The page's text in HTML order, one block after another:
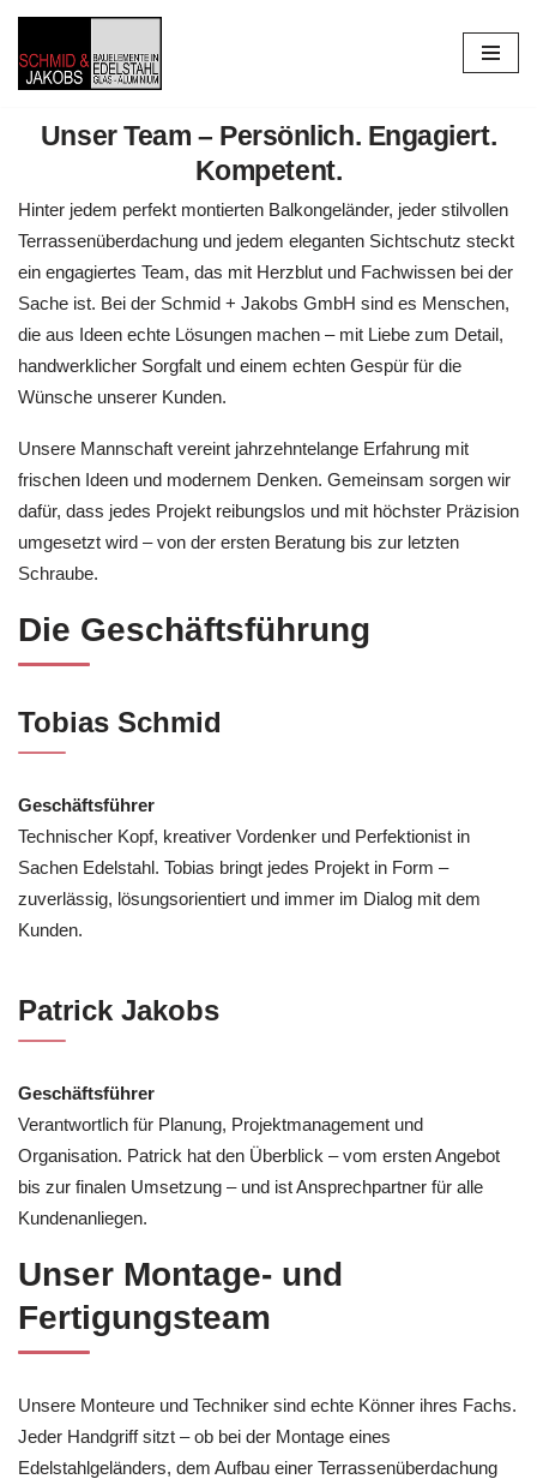
Zum
Inhalt
springen
Unser Team – Persönlich. Engagiert.
Kompetent.
Hinter jedem perfekt montierten Balkongeländer, jeder stilvollen
Terrassenüberdachung und jedem eleganten Sichtschutz steckt
ein engagiertes Team, das mit Herzblut und Fachwissen bei der
Sache ist. Bei der Schmid + Jakobs GmbH sind es Menschen,
die aus Ideen echte Lösungen machen – mit Liebe zum Detail,
handwerklicher Sorgfalt und einem echten Gespür für die
Wünsche unserer Kunden.
Unsere Mannschaft vereint jahrzehntelange Erfahrung mit
frischen Ideen und modernem Denken. Gemeinsam sorgen wir
dafür, dass jedes Projekt reibungslos und mit höchster Präzision
umgesetzt wird – von der ersten Beratung bis zur letzten
Schraube.
Die Geschäftsführung
Tobias Schmid
Geschäftsführer
Technischer Kopf, kreativer Vordenker und Perfektionist in
Sachen Edelstahl. Tobias bringt jedes Projekt in Form –
zuverlässig, lösungsorientiert und immer im Dialog mit dem
Kunden.
Patrick Jakobs
Geschäftsführer
Verantwortlich für Planung, Projektmanagement und
Organisation. Patrick hat den Überblick – vom ersten Angebot
bis zur finalen Umsetzung – und ist Ansprechpartner für alle
Kundenanliegen.
Unser Montage- und
Fertigungsteam
Unsere Monteure und Techniker sind echte Könner ihres Fachs.
Jeder Handgriff sitzt – ob bei der Montage eines
Edelstahlgeländers, dem Aufbau einer Terrassenüberdachung